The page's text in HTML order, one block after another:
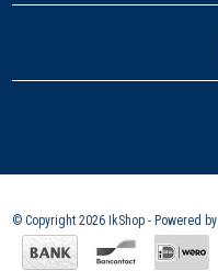
© Copyright 2026 IkShop - Powered by